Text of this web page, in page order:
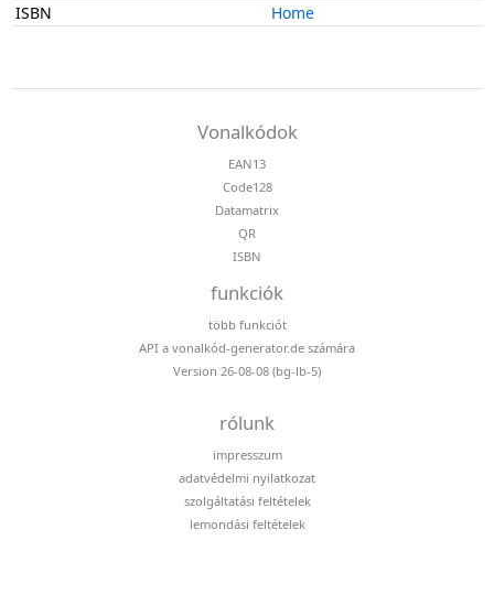
ISBN
Home
Vonalkódok
EAN13
Code128
Datamatrix
QR
ISBN
funkciók
több funkciót
API a vonalkód-generator.de számára
Version 26-08-08 (bg-lb-5)
rólunk
impresszum
adatvédelmi nyilatkozat
szolgáltatási feltételek
lemondási feltételek